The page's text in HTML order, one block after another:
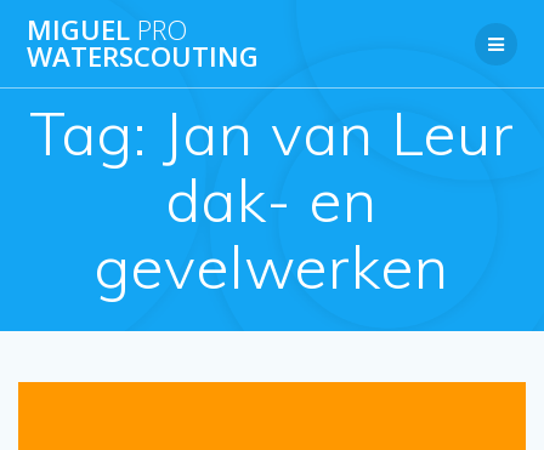
inhoud
MIGUEL PRO
WATERSCOUTING
Tag: Jan van Leur
dak- en
gevelwerken